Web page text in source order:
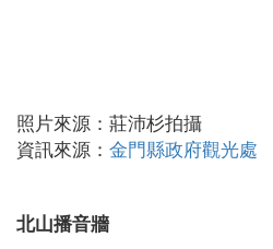
照片來源：莊沛杉拍攝
資訊來源： 金門縣政府觀光處
北山播音牆